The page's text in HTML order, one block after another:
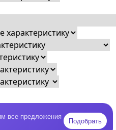
все предложения
Подобрать